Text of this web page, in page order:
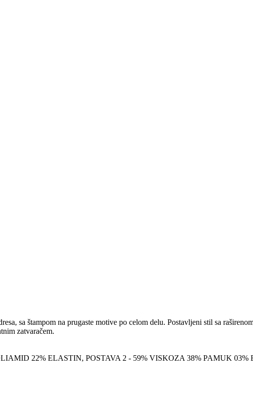
sa štampom na prugaste motive po celom delu. Postavljeni stil sa
zatvaračem.
22% ELASTIN, POSTAVA 2 - 59% VISKOZA 38% PAMUK